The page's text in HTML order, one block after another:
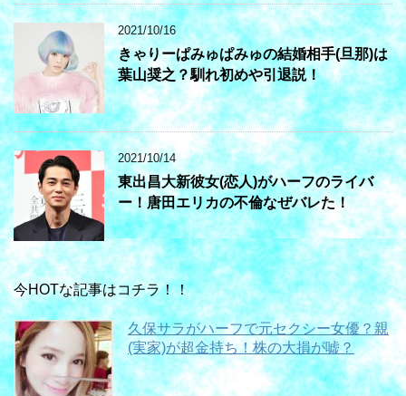
2021/10/16
きゃりーぱみゅぱみゅの結婚相手(旦那)は
葉山奨之？馴れ初めや引退説！
2021/10/14
東出昌大新彼女(恋人)がハーフのライバ
ー！唐田エリカの不倫なぜバレた！
今HOTな記事はコチラ！！
久保サラがハーフで元セクシー女優？親
(実家)が超金持ち！株の大損が嘘？